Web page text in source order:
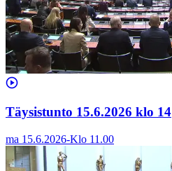
Täysistunto 15.6.2026 klo 14
ma 15.6.2026-Klo 11.00